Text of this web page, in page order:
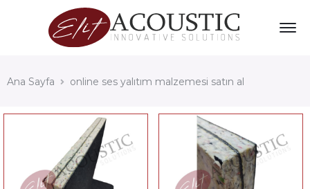
Ana Sayfa online ses yalıtım malzemesi satın al